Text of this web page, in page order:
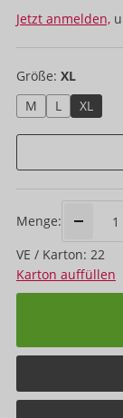
Jetzt anmelden,
Größe: XL
M
L XL
Menge:
VE / Karton: 22
Karton auffüllen